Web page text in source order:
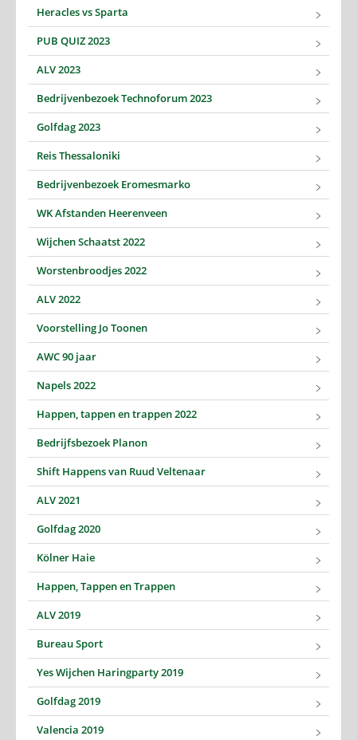
Heracles vs Sparta
PUB QUIZ 2023
ALV 2023
Bedrijvenbezoek Technoforum 2023
Golfdag 2023
Reis Thessaloniki
Bedrijvenbezoek Eromesmarko
WK Afstanden Heerenveen
Wijchen Schaatst 2022
Worstenbroodjes 2022
ALV 2022
Voorstelling Jo Toonen
AWC 90 jaar
Napels 2022
Happen, tappen en trappen 2022
Bedrijfsbezoek Planon
Shift Happens van Ruud Veltenaar
ALV 2021
Golfdag 2020
Kölner Haie
Happen, Tappen en Trappen
ALV 2019
Bureau Sport
Yes Wijchen Haringparty 2019
Golfdag 2019
Valencia 2019